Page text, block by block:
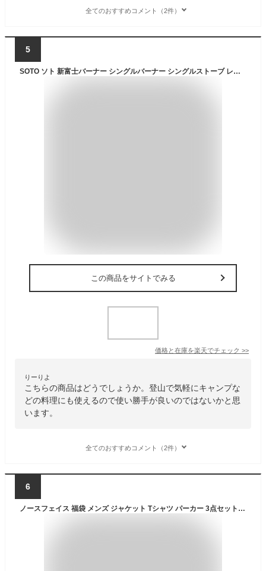
全てのおすすめコメント（2件）
5
SOTO ソト 新富士バーナー シングルバーナー シングルストーブ レギュレーターストーブ FUSION フュージョン 3点セット ストーブ パワーガス カセットガス CB缶 ガス缶 燃料 アウトドア キャンプ 登山 ST-330 ST-7601 ST-SC20 セット 福袋
この商品をサイトでみる
価格と在庫を楽天でチェック >>
りーりよ
こちらの商品はどうでしょうか。登山で気軽にキャンプな
どの料理にも使えるので使い勝手が良いのではないかと思
います。
全てのおすすめコメント（2件）
6
ノースフェイス 福袋 メンズ ジャケット Tシャツ パーカー 3点セット USAモデル NORTH FACE 送料無料 メンズ ブランド 福袋 Tシャツ スウェットパーカー ジャケット 3点 福袋 2025 メンズ ファッション スポーツ アウトドア ブランド 大きいサイズ 取寄